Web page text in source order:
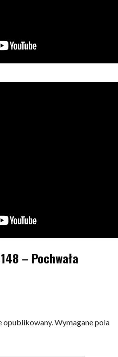
– Pochwała
opublikowany.Wymagane pola